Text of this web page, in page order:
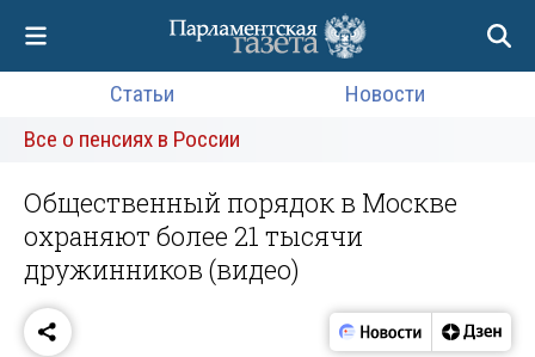
Статьи
Новости
Все о пенсиях в России
Общественный порядок в Москве
охраняют более 21 тысячи
дружинников (видео)